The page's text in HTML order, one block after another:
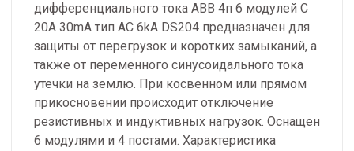
дифференциального тока ABB 4п 6 модулей C
20А 30mA тип AC 6kA DS204 предназначен для
защиты от перегрузок и коротких замыканий, а
также от переменного синусоидального тока
утечки на землю. При косвенном или прямом
прикосновении происходит отключение
резистивных и индуктивных нагрузок. Оснащен
6 модулями и 4 постами. Характеристика